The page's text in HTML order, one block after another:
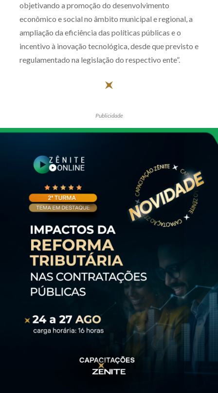
objetivando a promoção do desenvolvimento
econômico e social no âmbito municipal e regional, a
ampliação da eficiência das políticas públicas e o
incentivo à inovação tecnológica, desde que previsto e
regulamentado na legislação do respectivo ente”.
Publicidade